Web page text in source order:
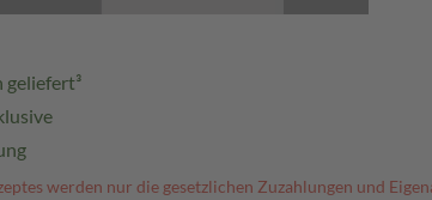
werden nur die gesetzlichen Zuzahlungen und